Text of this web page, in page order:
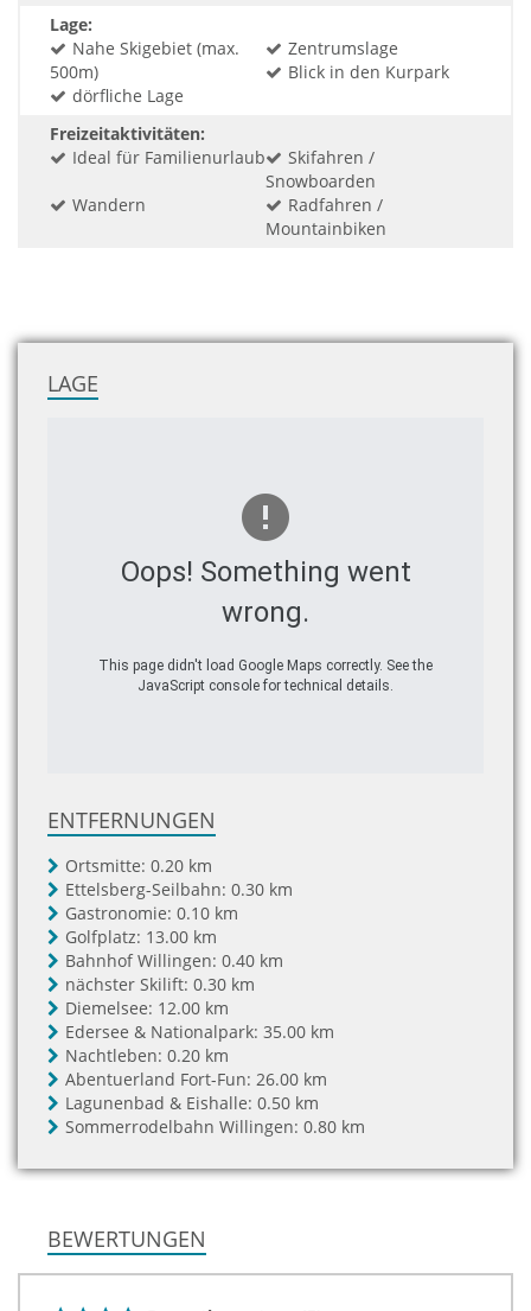
Lage:
Nahe Skigebiet (max.
500m)
Zentrumslage
Blick in den Kurpark
dörfliche Lage
Freizeitaktivitäten:
Ideal für Familienurlaub
Skifahren /
Snowboarden
Wandern
Radfahren /
Mountainbiken
LAGE
Oops! Something went
wrong.
This page didn't load Google Maps correctly. See the
JavaScript console for technical details.
ENTFERNUNGEN
Ortsmitte: 0.20 km
Ettelsberg-Seilbahn: 0.30 km
Gastronomie: 0.10 km
Golfplatz: 13.00 km
Bahnhof Willingen: 0.40 km
nächster Skilift: 0.30 km
Diemelsee: 12.00 km
Edersee & Nationalpark: 35.00 km
Nachtleben: 0.20 km
Abentuerland Fort-Fun: 26.00 km
Lagunenbad & Eishalle: 0.50 km
Sommerrodelbahn Willingen: 0.80 km
BEWERTUNGEN